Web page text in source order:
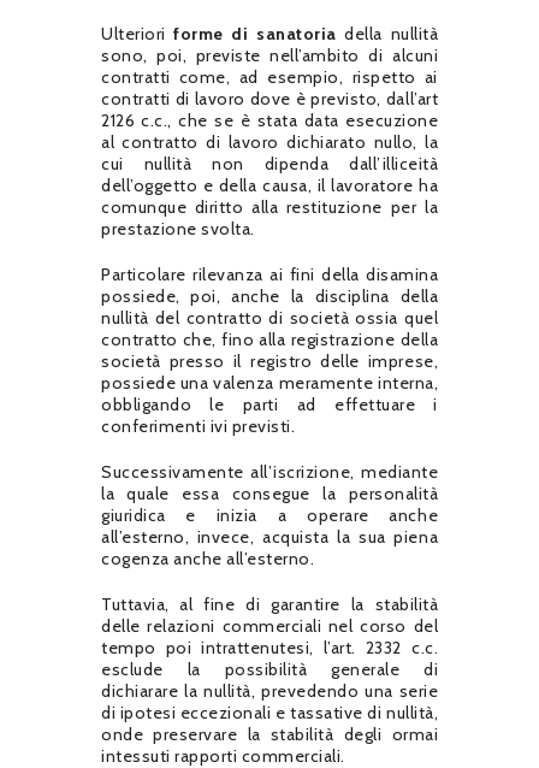
Ulterioriforme di sanatoria della nullità
sono, poi, previste nell’ambito di alcuni
contratti come, ad esempio, rispetto ai
contratti di lavoro dove è previsto, dall’art
2126 c.c., che se è stata data esecuzione
al contratto di lavoro dichiarato nullo, la
cui nullità non dipenda dall’illiceità
dell’oggetto e della causa, il lavoratore ha
comunque diritto alla restituzione per la
prestazione svolta.
Particolare rilevanza ai fini della disamina
possiede, poi, anche la disciplina della
nullità del contratto di società ossia quel
contratto che, fino alla registrazione della
società presso il registro delle imprese,
possiede una valenza meramente interna,
obbligando le parti ad effettuare i
conferimenti ivi previsti.
Successivamente all’iscrizione, mediante
la quale essa consegue la personalità
giuridica e inizia a operare anche
all’esterno, invece, acquista la sua piena
cogenza anche all’esterno.
Tuttavia, al fine di garantire la stabilità
delle relazioni commerciali nel corso del
tempo poi intrattenutesi, l’art. 2332 c.c.
esclude la possibilità generale di
dichiarare la nullità, prevedendo una serie
di ipotesi eccezionali e tassative di nullità,
onde preservare la stabilità degli ormai
intessuti rapporti commerciali.